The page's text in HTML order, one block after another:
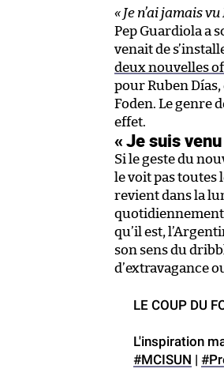
« Je n’ai jamais
Pep Guardiola a
venait de
deux nouvelles
pour Ruben
Foden. Le genre
effet.
« Je suis
Si le geste du
le voit pas toutes
revient dans la
qu’il est,
son sens du
d’extravagance
LE COUP DU
L'inspiration
#MCISUN |